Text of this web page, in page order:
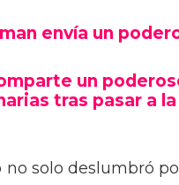
envía un
un